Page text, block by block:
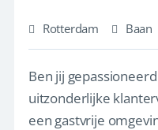
Rotterdam Baan
Ben jij
uitzonderlijke
een gastvrije